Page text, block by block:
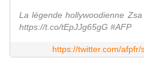
La légende hollywoodienne
https://t.co/tEpJJg65gG #AFP
https://twitter.com/